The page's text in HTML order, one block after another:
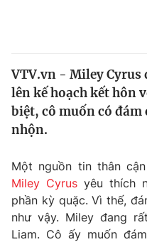
Thế giới
Tin tức
Thế giới đó đây
Câu chuyện quốc tế
Tài chính
Thị trường
Góc doanh nghiệp
Dữ liệu và đời sống
Truyền hình
VTV.vn - Miley Cyrus
lên kế hoạch kết hôn
biệt, cô muốn có đám
nhộn.
Một nguồn tin thân
Miley Cyrusyêu thích
phần kỳ quặc. Vì thế,
như vậy. Miley đang
Liam. Cô ấy muốn